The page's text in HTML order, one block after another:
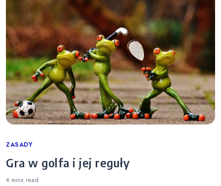
Categories
ZASADY
Gra w golfa i jej reguły
4 mins read